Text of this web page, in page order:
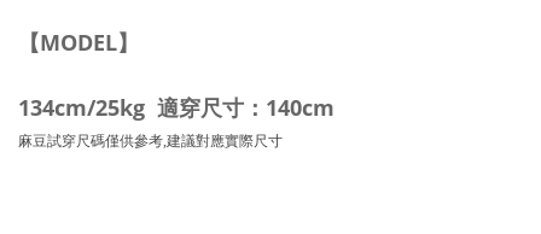
【MODEL】
134cm/25kg 適穿尺寸：140cm
麻豆試穿尺碼僅供參考,建議對應實際尺寸